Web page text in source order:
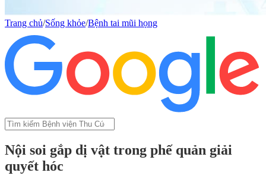
Trang chủ/Sống khỏe/Bệnh tai mũi họng
Nội soi gắp dị vật trong phế quản giải
quyết hóc